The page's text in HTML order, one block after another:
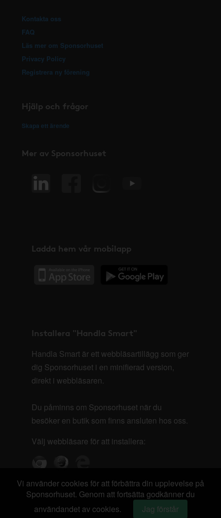
Kontakta oss
FAQ
Läs mer om Sponsorhuset
Privacy Policy
Registrera ny förening
Hjälp och frågor
Skapa ett ärende
Mer av Sponsorhuset
Ladda hem vår mobilapp
Installera "Handla Smart"
Handla Smart är ett webbläsartillägg som ger
dig Sponsorhuset i en minifierad version,
direkt i webbläsaren.
Du påminns om Sponsorhuset när du
besöker en butik som finns ansluten hos oss.
Välj webbläsare för att installera:
Vi använder cookies för att förbättra din upplevelse på
Sponsorhuset. Genom att fortsätta godkänner du
användandet av cookies.
Jag förstår